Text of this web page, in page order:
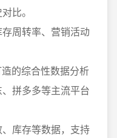
比。
周转率、营销活动
的综合性数据分析
拼多多等主流平台
库存等数据，支持